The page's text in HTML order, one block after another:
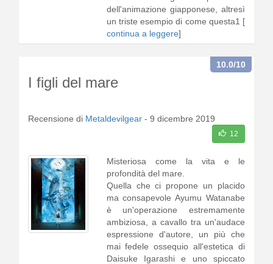
dell'animazione giapponese, altresì
un triste esempio di come questa1 [
continua a leggere]
I figli del mare
10.0/10
Recensione di Metaldevilgear - 9 dicembre 2019
12
Misteriosa come la vita e le
profondità del mare.
Quella che ci propone un placido
ma consapevole Ayumu Watanabe
è un'operazione estremamente
ambiziosa, a cavallo tra un'audace
espressione d'autore, un più che
mai fedele ossequio all'estetica di
Daisuke Igarashi e uno spiccato